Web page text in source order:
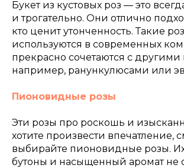
Букет из кустовых роз — это
и трогательно. Они отлично
кто ценит утонченность. Такие
используются в современных
прекрасно сочетаются с другими
например, ранункулюсами или
Пионовидные розы
Эти розы про роскошь и
хотите произвести впечатление,
выбирайте пионовидные розы.
бутоны и насыщенный аромат не